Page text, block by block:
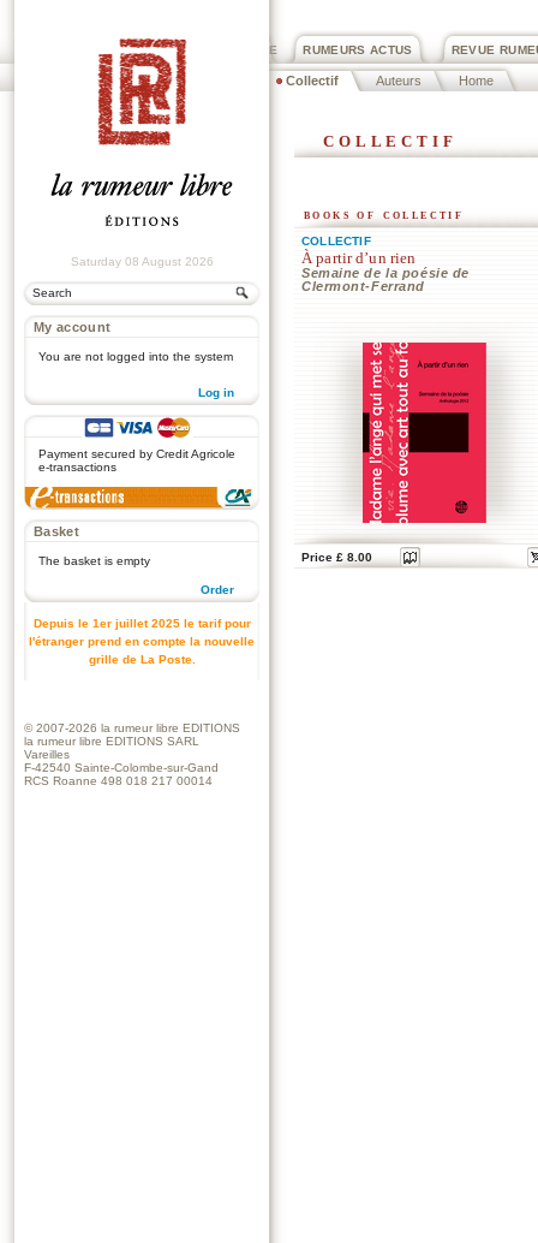
REVUE
RUMEURS ACTUS
PRIX ROGER DEXTRE
Collectif Auteurs Home
Saturday 08 August 2026
My account
You are not logged into the system
Log in
Payment secured by Credit Agricole
e-transactions
Basket
The basket is empty
Order
Depuis le 1er juillet 2025 le tarif pour
l'étranger prend en compte la nouvelle
grille de La Poste.
collectif
books of collectif
COLLECTIF
À partir d’un rien
Semaine de la poésie de
Clermont-Ferrand
Price £ 8.00
© 2007-2026 la rumeur libre EDITIONS
la rumeur libre EDITIONS SARL
Vareilles
F-42540 Sainte-Colombe-sur-Gand
RCS Roanne 498 018 217 00014